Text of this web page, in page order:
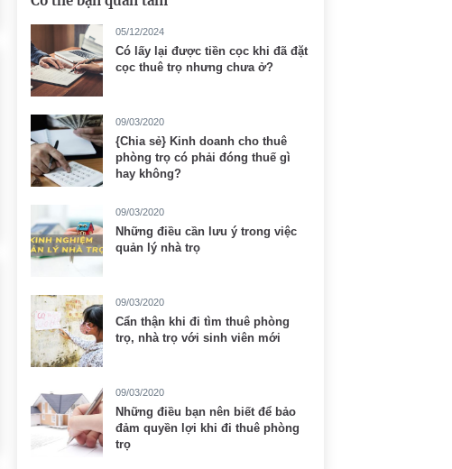
05/12/2024
Có lấy lại được tiền cọc khi đã đặt
cọc thuê trọ nhưng chưa ở?
09/03/2020
{Chia sẻ} Kinh doanh cho thuê
phòng trọ có phải đóng thuế gì
hay không?
09/03/2020
Những điều cần lưu ý trong việc
quản lý nhà trọ
09/03/2020
Cẩn thận khi đi tìm thuê phòng
trọ, nhà trọ với sinh viên mới
09/03/2020
Những điều bạn nên biết để bảo
đảm quyền lợi khi đi thuê phòng
trọ